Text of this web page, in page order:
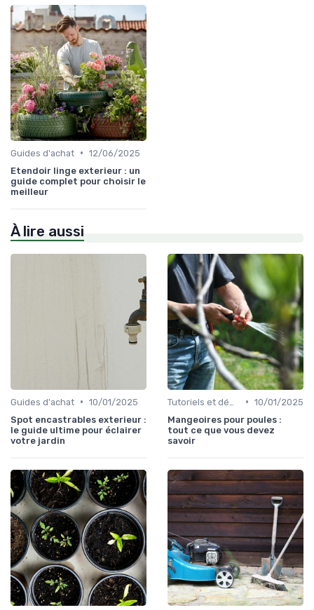
Guides d'achat • 12/06/2025
Etendoir linge exterieur : un
guide complet pour choisir le
meilleur
À lire aussi
Guides d'achat • 10/01/2025
Spot encastrables exterieur :
le guide ultime pour éclairer
votre jardin
• 10/01/2025
Mangeoires pour poules :
tout ce que vous devez
savoir